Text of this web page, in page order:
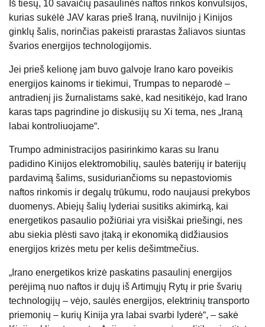
Iš tiesų, 10 savaičių pasaulinės naftos rinkos konvulsijos,
kurias sukėlė JAV karas prieš Iraną, nuvilnijo į Kinijos
ginklų šalis, norinčias pakeisti prarastas žaliavos siuntas
švarios energijos technologijomis.
Jei prieš kelionę jam buvo galvoje Irano karo poveikis
energijos kainoms ir tiekimui, Trumpas to neparodė –
antradienį jis žurnalistams sakė, kad nesitikėjo, kad Irano
karas taps pagrindine jo diskusijų su Xi tema, nes „Iraną
labai kontroliuojame“.
Trumpo administracijos pasirinkimo karas su Iranu
padidino Kinijos elektromobilių, saulės baterijų ir baterijų
pardavimą šalims, susiduriančioms su nepastoviomis
naftos rinkomis ir degalų trūkumu, rodo naujausi prekybos
duomenys. Abiejų šalių lyderiai susitiks akimirką, kai
energetikos pasaulio požiūriai yra visiškai priešingi, nes
abu siekia plėsti savo įtaką ir ekonomiką didžiausios
energijos krizės metu per kelis dešimtmečius.
„Irano energetikos krizė paskatins pasaulinį energijos
perėjimą nuo naftos ir dujų iš Artimųjų Rytų ir prie švarių
technologijų – vėjo, saulės energijos, elektrinių transporto
priemonių – kurių Kinija yra labai svarbi lyderė“, – sakė